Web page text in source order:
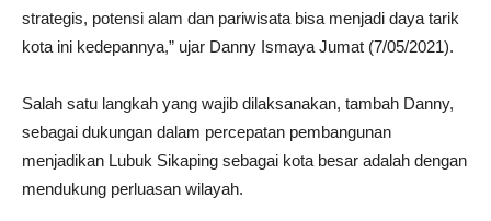
strategis, potensi alam dan pariwisata bisa menjadi daya tarik
kota ini kedepannya,” ujar Danny Ismaya Jumat (7/05/2021).
Salah satu langkah yang wajib dilaksanakan, tambah Danny,
sebagai dukungan dalam percepatan pembangunan
menjadikan Lubuk Sikaping sebagai kota besar adalah dengan
mendukung perluasan wilayah.